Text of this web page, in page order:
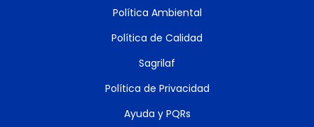
Política Ambiental
Política de Calidad
Sagrilaf
Política de Privacidad
Ayuda y PQRs